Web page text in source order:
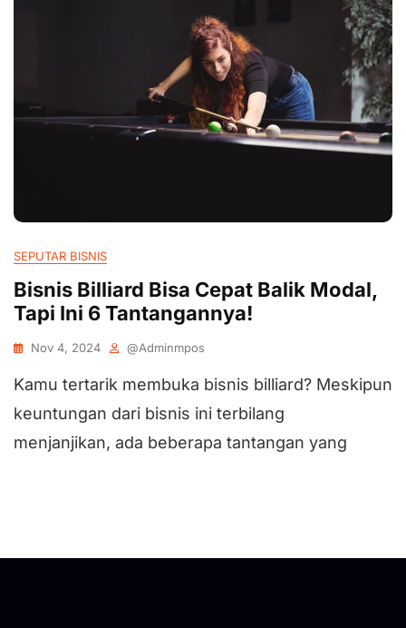
SEPUTAR BISNIS
Bisnis Billiard Bisa Cepat Balik Modal,
Tapi Ini 6 Tantangannya!
Nov 4, 2024 @adminmpos
Kamu tertarik membuka bisnis billiard? Meskipun
keuntungan dari bisnis ini terbilang
menjanjikan, ada beberapa tantangan yang